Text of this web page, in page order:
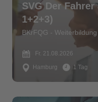
SVG Der
1+2+3)
BKrFQG -
Fr. 21.08.2026
Hamburg
1 Tag